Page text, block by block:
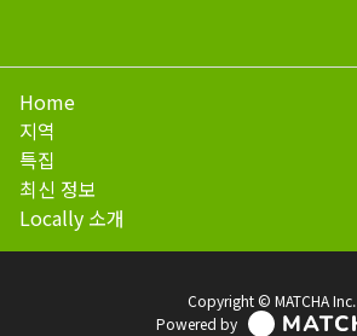
Home
지역
특집
최신 정보
Locally 소개
Copyright © MATCHA Inc.
Powered by